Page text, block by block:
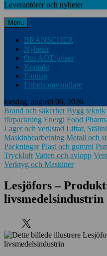
Leverantörer och nyheter
Menu
BRANSCHER
Nyheter
Om AOT/priser
Kontakt
Företag
Enhetsomvandlare
torsdag, augusti 06, 2026
Brand och säkerhet Bygg teknik
förpackning Energi Food
Lager och verkstad Liftar,
Maskinbearbetning Metall och
Packningar Plast och gummi
Tryckluft Vatten och avlopp
Verktyg och Maskiner
Lesjöfors –
livsmedelsindustrin